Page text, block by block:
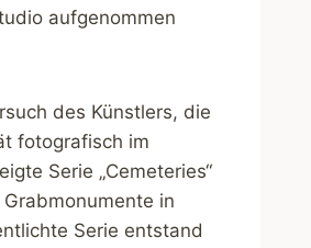
aufgenommen
des Künstlers, die
fotografisch im
Serie „Cemeteries“
in
Serie entstand